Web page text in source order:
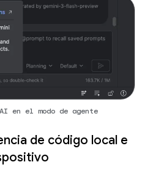
en el modo de agente
de código local e